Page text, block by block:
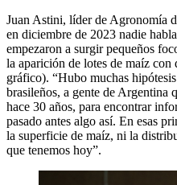
Juan Astini, líder de Agronomía
en diciembre de 2023 nadie
empezaron a surgir pequeños
la aparición de lotes de maíz con
gráfico). “Hubo muchas
brasileños, a gente de Argentina
hace 30 años, para encontrar
pasado antes algo así. En esas
la superficie de maíz, ni la
que tenemos hoy”.